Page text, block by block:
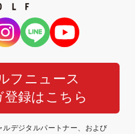
フニュース
登録はこちら
デジタルパートナー、および